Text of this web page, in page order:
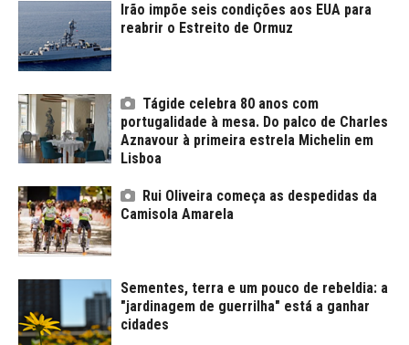
Irão impõe seis condições aos EUA para
reabrir o Estreito de Ormuz
Tágide celebra 80 anos com
portugalidade à mesa. Do palco de Charles
Aznavour à primeira estrela Michelin em
Lisboa
Rui Oliveira começa as despedidas da
Camisola Amarela
Sementes, terra e um pouco de rebeldia: a
"jardinagem de guerrilha" está a ganhar
cidades